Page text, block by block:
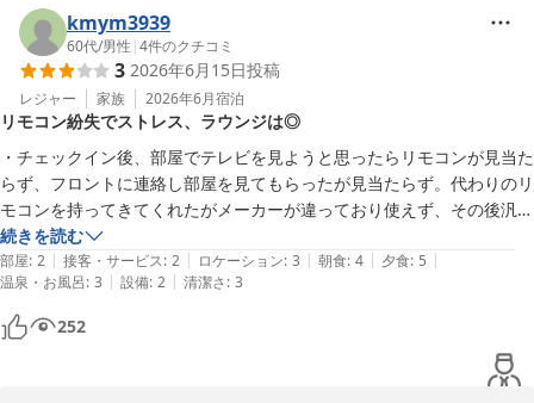
ございます。建物の趣を大切にしながら、今後も快適にお過ごしい
ただける空間づくりに努めてまいります。
「また行きます」とのお言葉を励みに、次回も心を込めてお迎えい
たします。またのお越しを、スタッフ一同心よりお待ちしておりま
す。
奥州秋保温泉 蘭亭
2026-07-11
kmym3939
60代/男性 |4件のクチコミ
3 2026年6月15日投稿
レジャー 家族 2026年6月宿泊
リモコン紛失でストレス、ラウンジは◎
・チェックイン後、部屋でテレビを見ようと思ったらリモコンが見当た
らず、フロントに連絡し部屋を見てもらったが見当たらず。代わりのリ
モコンを持ってきてくれたがメーカーが違っており使えず、その後汎用
のリモコンで解決。その間小一時間、部屋を留守にするわけにもいかず
ストレスMAX。部屋清掃時のリスト見ながらの備品チェックはされて
いないの？？
・部屋は古めのビジネスホテルといった感じ。ベッド周辺にAC100Vコ
ンセントが無いのはいただけない。
・宿泊者が自由に使えるラウンジがあり、飲み物、スイーツ等が無料な
続きを読む
部屋: 2 | 接客・サービス: 2 | ロケーション: 3 | 朝食: 4 | 夕食: 5 |
温泉・お風呂: 3 | 設備: 2 | 清潔さ: 3
252